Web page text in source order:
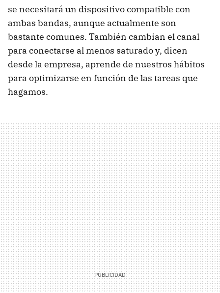
se necesitará un dispositivo compatible con
ambas bandas, aunque actualmente son
bastante comunes. También cambian el canal
para conectarse al menos saturado y, dicen
desde la empresa, aprende de nuestros hábitos
para optimizarse en función de las tareas que
hagamos.